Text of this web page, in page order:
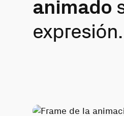
animado
expresión.